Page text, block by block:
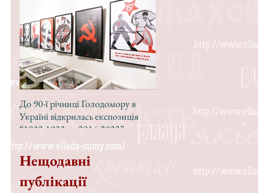
До 90-ї річниці Голодомору в
Україні відкрилась експозиція
“1932-1933 — 2014-2023”
Нещодавні
публікації